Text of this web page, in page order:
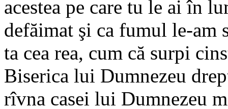
acestea pe care tu le ai în
defăimat şi ca fumul le-am
ta cea rea, cum că surpi
Biserica lui Dumnezeu
rîvna casei lui Dumnezeu